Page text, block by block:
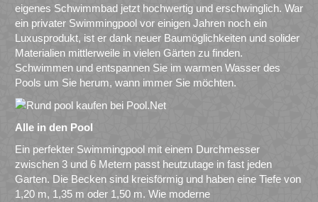
eigenes Schwimmbad jetzt hochwertig und erschwinglich. War
ein privater Swimmingpool vor einigen Jahren noch ein
Luxusprodukt, ist er dank neuer Baumöglichkeiten und solider
Materialien mittlerweile in vielen Gärten zu finden.
Schwimmen und entspannen Sie im warmen Wasser des
Pools um Sie herum, wann immer Sie möchten.
Alle in den Pool
Ein perfekter Swimmingpool mit einem Durchmesser
zwischen 3 und 6 Metern passt heutzutage in fast jeden
Garten. Die Becken sind kreisförmig und haben eine Tiefe von
1,20 m, 1,35 m oder 1,50 m. Wie moderne